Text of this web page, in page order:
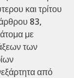
και τρίτου
83,
με
των
από